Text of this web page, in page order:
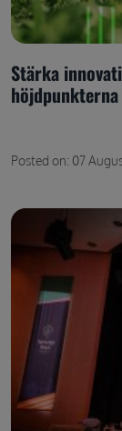
Stärka
Posted on: 07